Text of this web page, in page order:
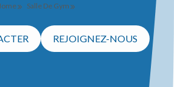
Salle De Gym
REJOIGNEZ-NOUS